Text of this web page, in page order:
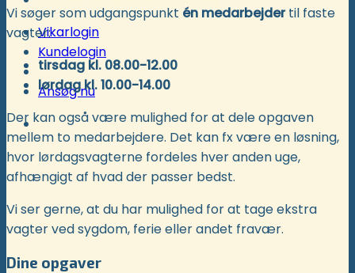
Vikarlogin
Kundelogin
Ansøg nu
Vi søger som udgangspunkt én medarbejdertil faste
vagter:
tirsdag kl. 08.00-12.00
lørdag kl. 10.00-14.00
Der kan også være mulighed for at dele opgaven
mellem to medarbejdere. Det kan fx være en løsning,
hvor lørdagsvagterne fordeles hver anden uge,
afhængigt af hvad der passer bedst.
Vi ser gerne, at du har mulighed for at tage ekstra
vagter ved sygdom, ferie eller andet fravær.
Dine opgaver